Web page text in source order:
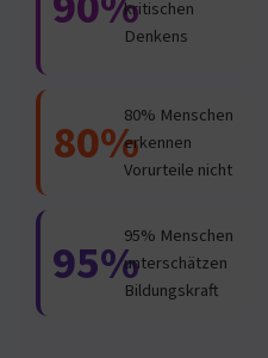
kritischen
Denkens
80%80% Menschen
erkennen
Vorurteile nicht
95%95% Menschen
unterschätzen
Bildungskraft